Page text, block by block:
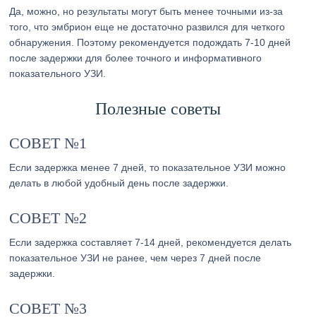
Да, можно, но результаты могут быть менее точными из-за
того, что эмбрион еще не достаточно развился для четкого
обнаружения. Поэтому рекомендуется подождать 7-10 дней
после задержки для более точного и информативного
показательного УЗИ.
Полезные советы
СОВЕТ №1
Если задержка менее 7 дней, то показательное УЗИ можно
делать в любой удобный день после задержки.
СОВЕТ №2
Если задержка составляет 7-14 дней, рекомендуется делать
показательное УЗИ не ранее, чем через 7 дней после
задержки.
СОВЕТ №3